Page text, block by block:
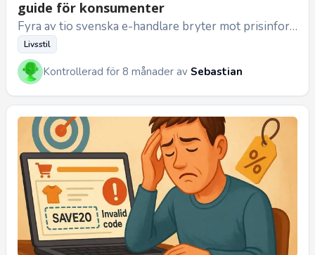
guide för konsumenter
Fyra av tio svenska e-handlare bryter mot prisinfor
mationslagen, och åtta av tio svenskar misstror Blac
k Friday-erbjudan...
Livsstil
Kontrollerad för 8 månader av Sebastian